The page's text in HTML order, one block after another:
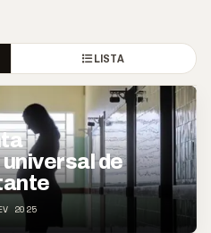
LISTA
de
2025